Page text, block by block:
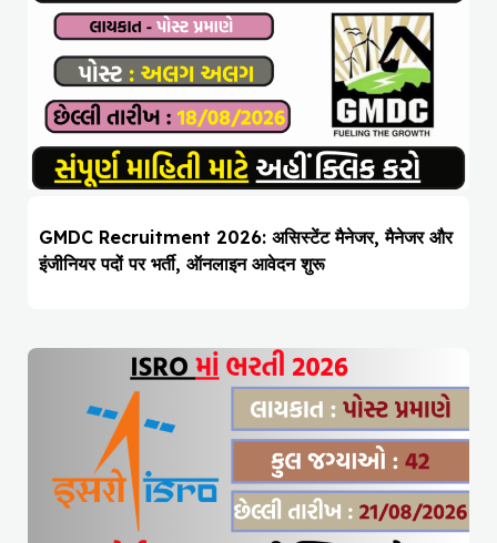
GMDC Recruitment 2026: असिस्टेंट मैनेजर, मैनेजर और
इंजीनियर पदों पर भर्ती, ऑनलाइन आवेदन शुरू